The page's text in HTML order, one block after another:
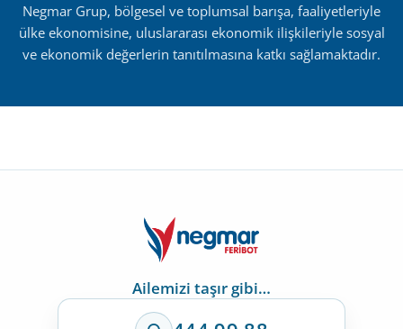
Negmar Grup, bölgesel ve toplumsal barışa, faaliyetleriyle
ülke ekonomisine, uluslararası ekonomik ilişkileriyle sosyal
ve ekonomik değerlerin tanıtılmasına katkı sağlamaktadır.
Ailemizi taşır gibi…